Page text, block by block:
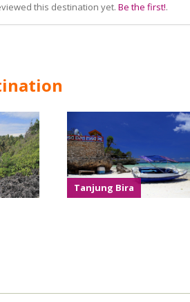
this destination yet. Be the first!.
Tanjung Bira